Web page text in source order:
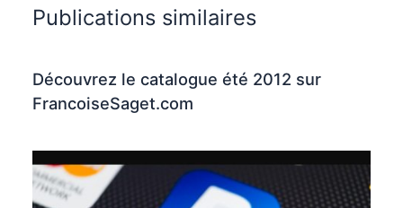
Publications similaires
Découvrez le catalogue été 2012 sur
FrancoiseSaget.com